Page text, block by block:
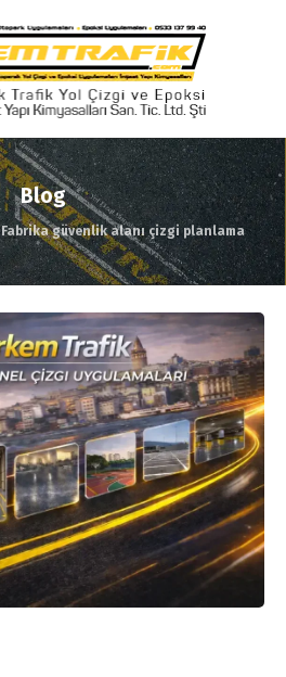
Blog
Fabrika güvenlik alanı çizgi planlama